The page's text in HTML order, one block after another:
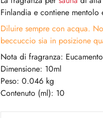
Finlandia e contiene
Diluire sempre con acqua.
beccuccio sia in posizione
Nota di fragranza:
Dimensione: 10ml
Peso: 0.046 kg
Contenuto (ml): 10